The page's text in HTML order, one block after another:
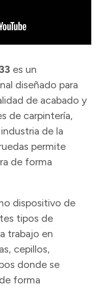
es un
diseñado para
de acabado y
de carpintería,
de la
permite
de forma
dispositivo de
tipos de
trabajo en
cepillos,
donde se
forma